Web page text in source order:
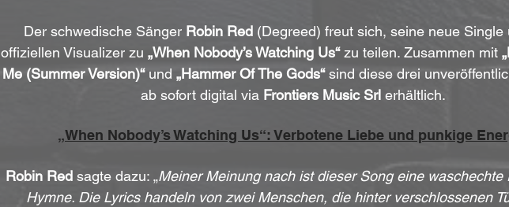
Der schwedische Sänger Robin Red (Degreed) freut sich, seine neue Single
offiziellen Visualizer zu „When Nobody’s Watching Us“ zu teilen. Zusammen mit
Me (Summer Version)“ und „Hammer Of The Gods“ sind diese drei
ab sofort digital via Frontiers Music Srl erhältlich.
„When Nobody’s Watching Us“: Verbotene Liebe und punkige
Robin Red sagte dazu: „Meiner Meinung nach ist dieser Song eine waschechte
Hymne. Die Lyrics handeln von zwei Menschen, die hinter verschlossenen